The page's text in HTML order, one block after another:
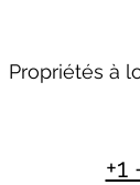
Propriétés à